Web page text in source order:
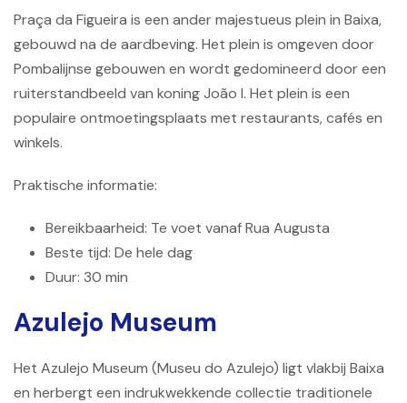
Praça da Figueira is een ander majestueus plein in Baixa,
gebouwd na de aardbeving. Het plein is omgeven door
Pombalijnse gebouwen en wordt gedomineerd door een
ruiterstandbeeld van koning João I. Het plein is een
populaire ontmoetingsplaats met restaurants, cafés en
winkels.
Praktische informatie:
Bereikbaarheid: Te voet vanaf Rua Augusta
Beste tijd: De hele dag
Duur: 30 min
Azulejo Museum
Het Azulejo Museum (Museu do Azulejo) ligt vlakbij Baixa
en herbergt een indrukwekkende collectie traditionele